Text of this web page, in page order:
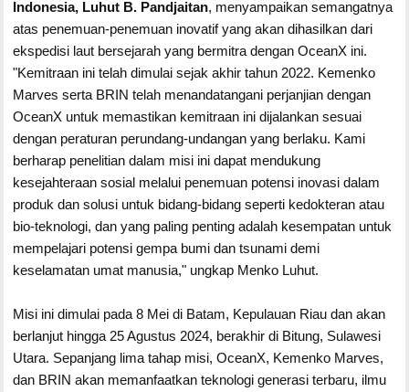
Indonesia, Luhut B. Pandjaitan, menyampaikan semangatnya
atas penemuan-penemuan inovatif yang akan dihasilkan dari
ekspedisi laut bersejarah yang bermitra dengan OceanX ini.
"Kemitraan ini telah dimulai sejak akhir tahun 2022. Kemenko
Marves serta BRIN telah menandatangani perjanjian dengan
OceanX untuk memastikan kemitraan ini dijalankan sesuai
dengan peraturan perundang-undangan yang berlaku. Kami
berharap penelitian dalam misi ini dapat mendukung
kesejahteraan sosial melalui penemuan potensi inovasi dalam
produk dan solusi untuk bidang-bidang seperti kedokteran atau
bio-teknologi, dan yang paling penting adalah kesempatan untuk
mempelajari potensi gempa bumi dan tsunami demi
keselamatan umat manusia," ungkap Menko Luhut.
Misi ini dimulai pada 8 Mei di Batam, Kepulauan Riau dan akan
berlanjut hingga 25 Agustus 2024, berakhir di Bitung, Sulawesi
Utara. Sepanjang lima tahap misi, OceanX, Kemenko Marves,
dan BRIN akan memanfaatkan teknologi generasi terbaru, ilmu